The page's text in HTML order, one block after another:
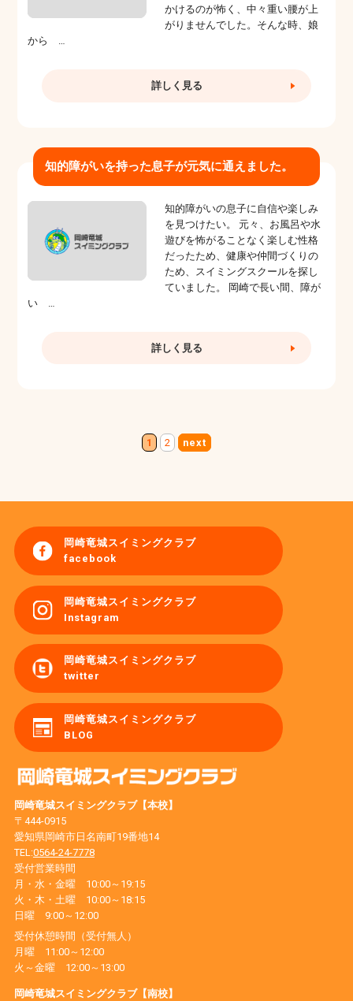
かけるのが怖く、中々重い腰が上
がりませんでした。そんな時、娘
から …
詳しく見る
知的障がいを持った息子が元気に通えました。
知的障がいの息子に自信や楽しみ
を見つけたい。 元々、お風呂や水
遊びを怖がることなく楽しむ性格
だったため、健康や仲間づくりの
ため、スイミングスクールを探し
ていました。 岡崎で長い間、障が
い …
詳しく見る
1 2 next
岡崎竜城スイミングクラブ
facebook
岡崎竜城スイミングクラブ
Instagram
岡崎竜城スイミングクラブ
twitter
岡崎竜城スイミングクラブ
BLOG
岡崎竜城スイミングクラブ【本校】
〒444-0915
愛知県岡崎市日名南町19番地14
TEL:0564-24-7778
受付営業時間
月・水・金曜 10:00～19:15
火・木・土曜 10:00～18:15
日曜 9:00～12:00
受付休憩時間（受付無人）
月曜 11:00～12:00
火～金曜 12:00～13:00
岡崎竜城スイミングクラブ【南校】